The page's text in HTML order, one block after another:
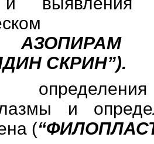
СКРИН”).
и
(